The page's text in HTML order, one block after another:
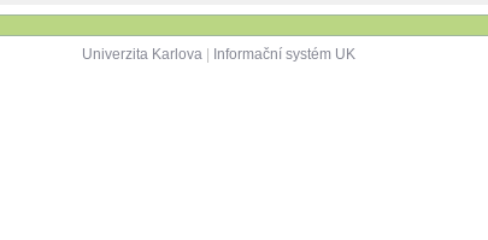
Univerzita Karlova| Informační systém UK